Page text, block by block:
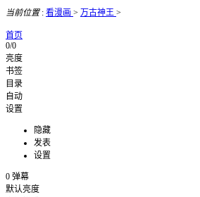
当前位置: 看漫画 > 万古神王 >
首页
0/0
亮度
书签
目录
自动
设置
隐藏
发表
设置
0 弹幕
默认亮度